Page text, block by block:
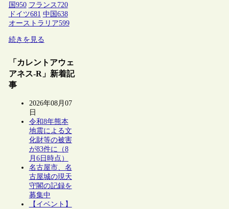
国 950 フランス 720
ドイツ681 中国 638
オーストラリア599
続きを見る
「カレントアウェ
アネス-R」新着記
事
2026年08月07
日
令和8年熊本
地震による文
化財等の被害
が83件に（8
月6日時点）
名古屋市、名
古屋城の現天
守閣の記録を
募集中
【イベント】